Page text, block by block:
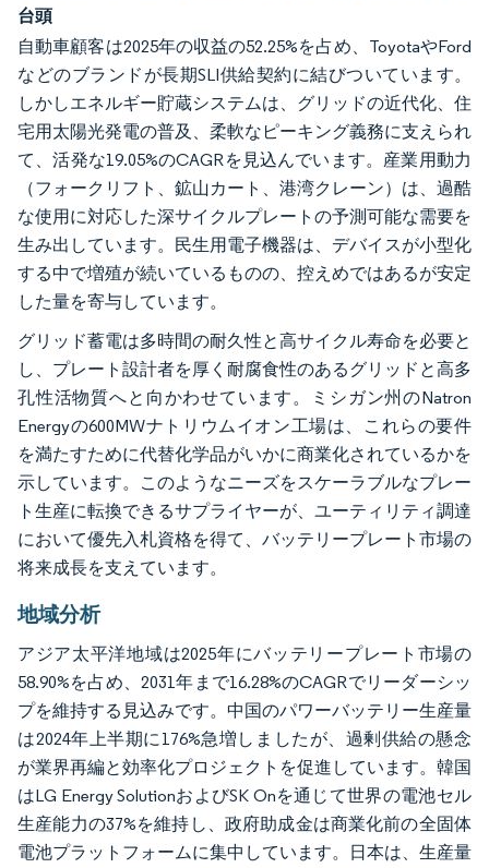
台頭
自動車顧客は2025年の収益の52.25%を占め、ToyotaやFord
などのブランドが長期SLI供給契約に結びついています。
しかしエネルギー貯蔵システムは、グリッドの近代化、住
宅用太陽光発電の普及、柔軟なピーキング義務に支えられ
て、活発な19.05%のCAGRを見込んでいます。産業用動力
（フォークリフト、鉱山カート、港湾クレーン）は、過酷
な使用に対応した深サイクルプレートの予測可能な需要を
生み出しています。民生用電子機器は、デバイスが小型化
する中で増殖が続いているものの、控えめではあるが安定
した量を寄与しています。
グリッド蓄電は多時間の耐久性と高サイクル寿命を必要と
し、プレート設計者を厚く耐腐食性のあるグリッドと高多
孔性活物質へと向かわせています。ミシガン州のNatron
Energyの600MWナトリウムイオン工場は、これらの要件
を満たすために代替化学品がいかに商業化されているかを
示しています。このようなニーズをスケーラブルなプレー
ト生産に転換できるサプライヤーが、ユーティリティ調達
において優先入札資格を得て、バッテリープレート市場の
将来成長を支えています。
地域分析
アジア太平洋地域は2025年にバッテリープレート市場の
58.90%を占め、2031年まで16.28%のCAGRでリーダーシッ
プを維持する見込みです。中国のパワーバッテリー生産量
は2024年上半期に176%急増しましたが、過剰供給の懸念
が業界再編と効率化プロジェクトを促進しています。韓国
はLG Energy SolutionおよびSK Onを通じて世界の電池セル
生産能力の37%を維持し、政府助成金は商業化前の全固体
電池プラットフォームに集中しています。日本は、生産量